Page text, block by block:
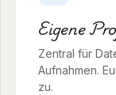
Eigene
Zentral für
Aufnahmen.
zu.